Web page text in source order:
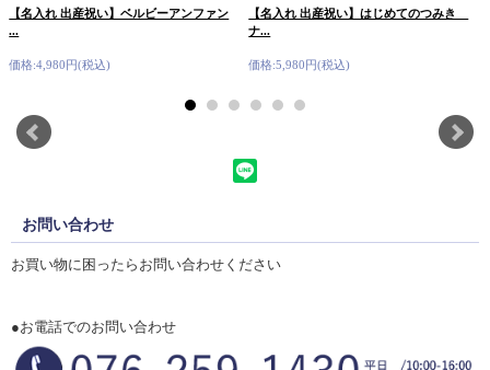
【名入れ 出産祝い】ベルビーアンファン
...
価格:4,980円(税込)
【名入れ 出産祝い】はじめてのつみき
ナ...
価格:5,980円(税込)
お問い合わせ
お買い物に困ったらお問い合わせください
●お電話でのお問い合わせ